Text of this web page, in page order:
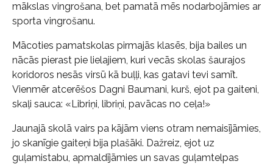
mākslas vingrošana, bet pamatā mēs nodarbojāmies ar
sporta vingrošanu.
Mācoties pamatskolas pirmajās klasēs, bija bailes un
nācās pierast pie lielajiem, kuri vecās skolas šaurajos
koridoros nesās virsū kā buļļi, kas gatavi tevi samīt.
Vienmēr atcerēšos Dagni Baumani, kurš, ejot pa gaiteni,
skaļi sauca: «Libriņi, libriņi, pavācas no ceļa!»
Jaunajā skolā vairs pa kājām viens otram nemaisījāmies,
jo skanīgie gaiteņi bija plašāki. Dažreiz, ejot uz
guļamistabu, apmaldījāmies un savas guļamtelpas